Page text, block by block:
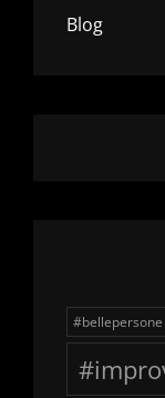
Blog
#bellepersone